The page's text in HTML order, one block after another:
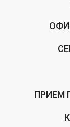
ПРИЕМ